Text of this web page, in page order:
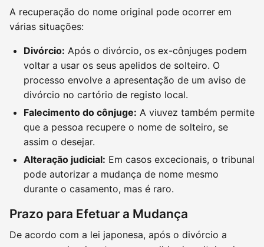
A recuperação do nome original pode ocorrer em
várias situações:
Divórcio: Após o divórcio, os ex-cônjuges podem
voltar a usar os seus apelidos de solteiro. O
processo envolve a apresentação de um aviso de
divórcio no cartório de registo local.
Falecimento do cônjuge: A viuvez também permite
que a pessoa recupere o nome de solteiro, se
assim o desejar.
Alteração judicial: Em casos excecionais, o tribunal
pode autorizar a mudança de nome mesmo
durante o casamento, mas é raro.
Prazo para Efetuar a Mudança
De acordo com a lei japonesa, após o divórcio a